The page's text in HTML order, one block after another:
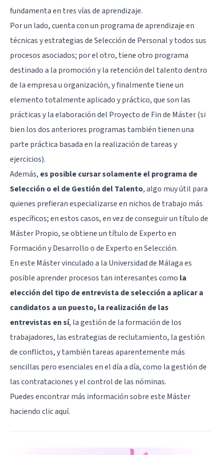
fundamenta en tres vías de aprendizaje.
Por un lado, cuenta con un programa de aprendizaje en
técnicas y estrategias de Selección de Personal y todos sus
procesos asociados; por el otro, tiene otro programa
destinado a la promoción y la retención del talento dentro
de la empresa u organización, y finalmente tiene un
elemento totalmente aplicado y práctico, que son las
prácticas y la elaboración del Proyecto de Fin de Máster (si
bien los dos anteriores programas también tienen una
parte práctica basada en la realización de tareas y
ejercicios).
Además, es posible cursar solamente el programa de
Selección o el de Gestión del Talento, algo muy útil para
quienes prefieran especializarse en nichos de trabajo más
específicos; en estos casos, en vez de conseguir un título de
Máster Propio, se obtiene un título de Experto en
Formación y Desarrollo o de Experto en Selección.
En este Máster vinculado a la Universidad de Málaga es
posible aprender procesos tan interesantes como la
elección del tipo de entrevista de selección a aplicar a
candidatos a un puesto, la realización de las
entrevistas en sí, la gestión de la formación de los
trabajadores, las estrategias de reclutamiento, la gestión
de conflictos, y también tareas aparentemente más
sencillas pero esenciales en el día a día, como la gestión de
las contrataciones y el control de las nóminas.
Puedes encontrar más información sobre este Máster
haciendo clic aquí.